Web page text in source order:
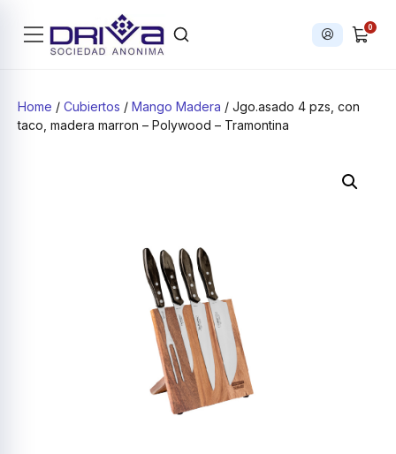
Iniciar
0
Home / Cubiertos / Mango Madera / Jgo.asado 4 pzs, con
taco, madera marron – Polywood – Tramontina